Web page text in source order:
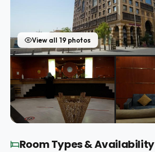
View all 19 photos
Room Types & Availability